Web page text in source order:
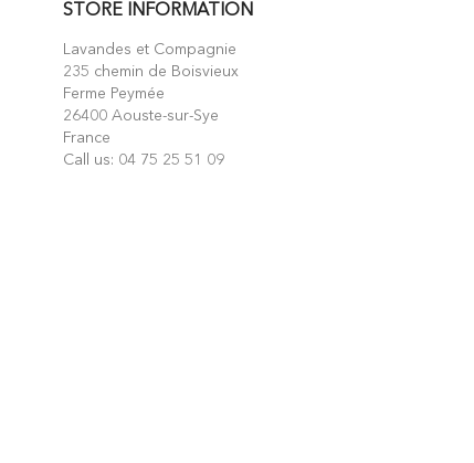
STORE INFORMATION
Lavandes et Compagnie
235 chemin de Boisvieux
Ferme Peymée
26400 Aouste-sur-Sye
France
Call us: 04 75 25 51 09